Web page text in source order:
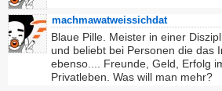
machmawatweissichdat
Blaue Pille. Meister in einer
und beliebt bei Personen die das
ebenso.... Freunde, Geld, Erfolg
Privatleben. Was will man mehr?